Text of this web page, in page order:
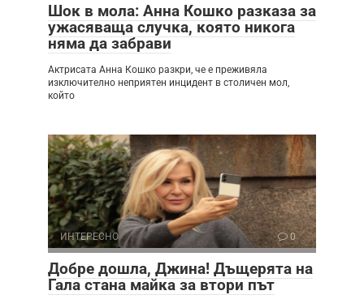
Шок в мола: Анна Кошко разказа за
ужасяваща случка, която никога
няма да забрави
Актрисата Анна Кошко разкри, че е преживяла
изключително неприятен инцидент в столичен мол,
който
ИНТЕРЕСНО 0
Добре дошла, Джина! Дъщерята на
Гала стана майка за втори път